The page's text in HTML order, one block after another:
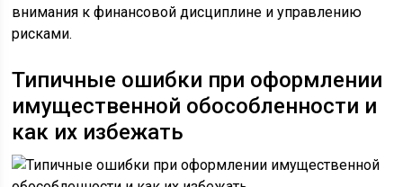
внимания к финансовой дисциплине и управлению
рисками.
Типичные ошибки при оформлении
имущественной обособленности и
как их избежать